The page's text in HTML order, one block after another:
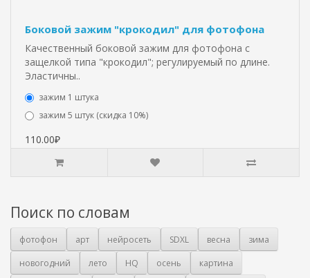
Боковой зажим "крокодил" для фотофона
Качественный боковой зажим для фотофона с
защелкой типа "крокодил"; регулируемый по длине.
Эластичны..
зажим 1 штука
зажим 5 штук (скидка 10%)
110.00₽
Поиск по словам
фотофон арт нейросеть SDXL весна
зима
новогодний
лето HQ осень
картина